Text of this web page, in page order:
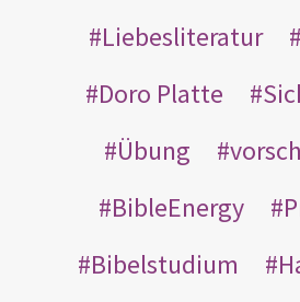
Liebesliteratur
Doro Platte
Übung
BibleEnergy
Bibelstudium